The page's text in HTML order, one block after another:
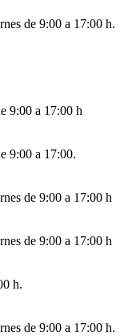
de 9:00 a 17:00 h.
9:00 a 17:00 h
9:00 a 17:00.
de 9:00 a 17:00 h
de 9:00 a 17:00 h
h.
de 9:00 a 17:00 h.